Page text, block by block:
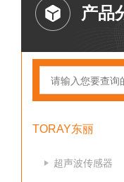
产品
TORAY东丽
超声波传感器